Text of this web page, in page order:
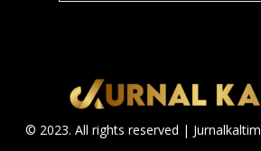
© 2023. All rights reserved | Jurnalkaltim